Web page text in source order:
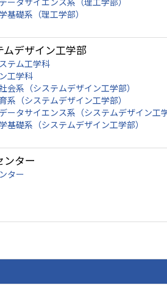
基礎系（理工学部）
ムデザイン工学部
テム工学科
工学科
会系（システムデザイン工学部）
系（システムデザイン工学部）
ータサイエンス系（システムデザイン工学
基礎系（システムデザイン工学部）
ンター
ター